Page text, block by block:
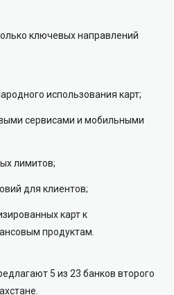
ключевых направлений
использования карт;
сервисами и мобильными
лимитов;
для клиентов;
карт к
продуктам.
5 из 23 банков второго